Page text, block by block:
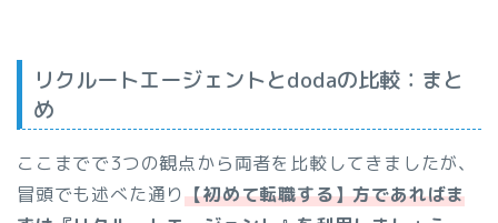
リクルートエージェントとdodaの比較：まと
め
ここまでで3つの観点から両者を比較してきましたが、
冒頭でも述べた通り【初めて転職する】方であればま